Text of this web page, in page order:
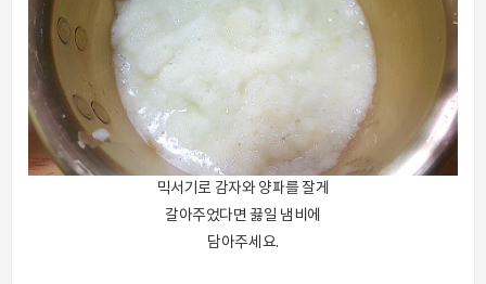
믹서기로 감자와 양파를 잘게
갈아주었다면 끓일 냄비에
담아주세요.